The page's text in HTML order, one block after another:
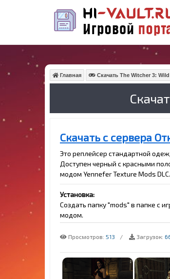
Главная Скачать The Witcher 3:
Скачать с сервера
Это реплейсер стандартной
Доступен черный с красными
модом Yennefer Texture Mods DLC.
Установка:
Создать папку "mods" в папке с
модом.
Просмотров: 513 Загрузок: